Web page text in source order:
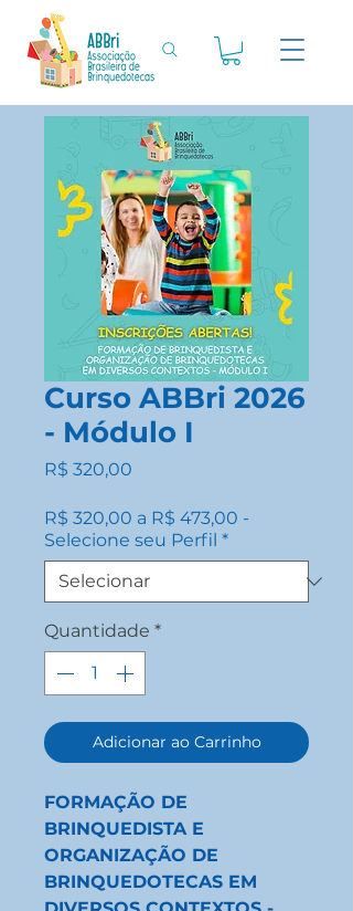
Curso ABBri 2026
- Módulo I
R$ 320,00
R$ 320,00 a R$ 473,00 -
Selecione seu Perfil *
Quantidade *
Adicionar ao Carrinho
FORMAÇÃO DE
BRINQUEDISTA E
ORGANIZAÇÃO DE
BRINQUEDOTECAS EM